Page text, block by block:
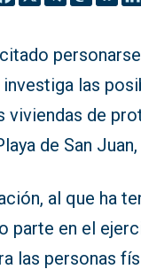
las
viviendas de
de San
al que ha
parte en el
las personas